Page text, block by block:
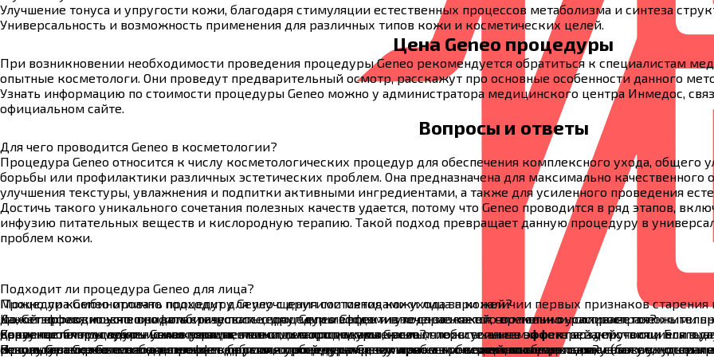
Улучшение тонуса и упругости кожи, благодаря стимуляции естественных процессов метаболизма и синтеза
Универсальность и возможность применения для различных типов кожи и косметических целей.
Цена Geneo процедуры
При возникновении необходимости проведения процедуры Geneo рекомендуется обратиться к специалистам
опытные косметологи. Они проведут предварительный осмотр, расскажут про основные особенности данного
Узнать информацию по стоимости процедуры Geneo можно у администратора медицинского центра Инмедос,
официальном сайте.
Вопросы и ответы
Для чего проводится Geneo в косметологии?
Процедура Geneo относится к числу косметологических процедур для обеспечения комплексного ухода, общего
борьбы или профилактики различных эстетических проблем. Она предназначена для максимально
улучшения текстуры, увлажнения и подпитки активными ингредиентами, а также для усиленного проведения
Достичь такого уникального сочетания полезных качеств удается, потому что Geneo проводится в ряд этапов,
инфузию питательных веществ и кислородную терапию. Такой подход превращает данную процедуру в
проблем кожи.
Подходит ли процедура Geneo для лица?
Процедура Geneo отлично подходит для улучшения состояния кожи лица при наличии первых признаков
может проводиться в профилактических целях. Geneo эффективно справляется со многими распространенными
неровностями, углубленными порами, мелкими морщинками, частым пересыханием и потерей упругости.
основу Geneo, этот метод позволяет добиться устойчивых результатов в обеспечении гладкости, увлажненности
Можно ли комбинировать процедуру Geneo с другими методами ухода за кожей?
Да, Geneo можно успешно комбинировать с другими методами ухода за кожей, что только усиливает
допускается применять увлажняющие маски, сыворотки или кремы, чтобы усилить эффект воздействия и
использование Geneo в комплексе с другими процедурами, такими как инъекционные методики
Какой эффект можно ожидать сразу после процедуры Geneo и в течение какого времени он сохраняется?
Сразу после процедуры Geneo у пациентов отмечаются мгновенные положительные эффекты, заключающиеся в
результат сохраняется на длительное время, особенно при регулярном проведении контрольных сеансов, но
Какие проблемы кожи можно решить с помощью процедуры Geneo?
Процедура Geneo позволяет решить большинство эстетических проблем с кожей, особенно связанных с
Каковы возможные побочные эффекты после процедуры Geneo и как с ними можно справиться?